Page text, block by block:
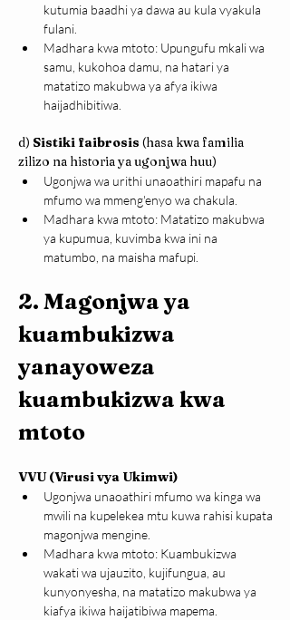
kutumia baadhi ya dawa au kula vyakula
fulani.
Madhara kwa mtoto: Upungufu mkali wa
samu, kukohoa damu, na hatari ya
matatizo makubwa ya afya ikiwa
haijadhibitiwa.
d) Sistiki faibrosis (hasa kwa familia
zilizo na historia ya ugonjwa huu)
Ugonjwa wa urithi unaoathiri mapafu na
mfumo wa mmeng'enyo wa chakula.
Madhara kwa mtoto: Matatizo makubwa
ya kupumua, kuvimba kwa ini na
matumbo, na maisha mafupi.
2. Magonjwa ya
kuambukizwa
yanayoweza
kuambukizwa kwa
mtoto
VVU (Virusi vya Ukimwi)
Ugonjwa unaoathiri mfumo wa kinga wa
mwili na kupelekea mtu kuwa rahisi kupata
magonjwa mengine.
Madhara kwa mtoto: Kuambukizwa
wakati wa ujauzito, kujifungua, au
kunyonyesha, na matatizo makubwa ya
kiafya ikiwa haijatibiwa mapema.